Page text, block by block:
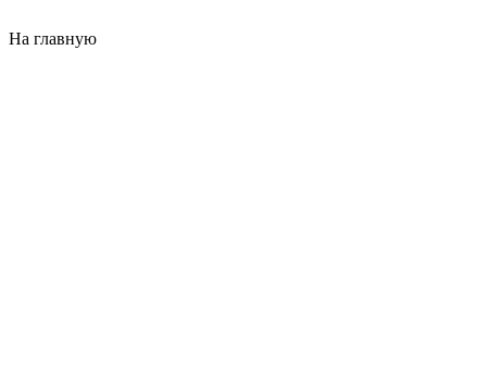
На главную